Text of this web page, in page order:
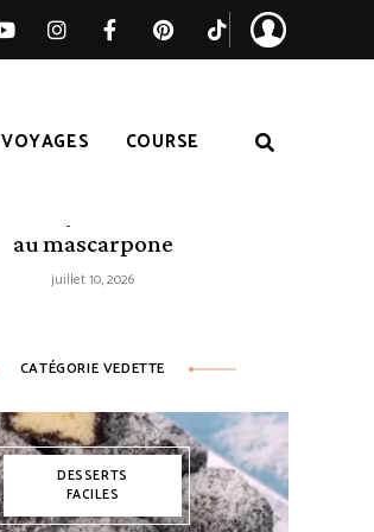
VOYAGES COURSE
au mascarpone
juillet 10, 2026
CATÉGORIE VEDETTE
DESSERTS
FACILES